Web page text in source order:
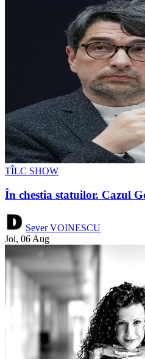
TÎLC SHOW
În chestia statuilor. Cazul
Sever VOINESCU
Joi, 06 Aug